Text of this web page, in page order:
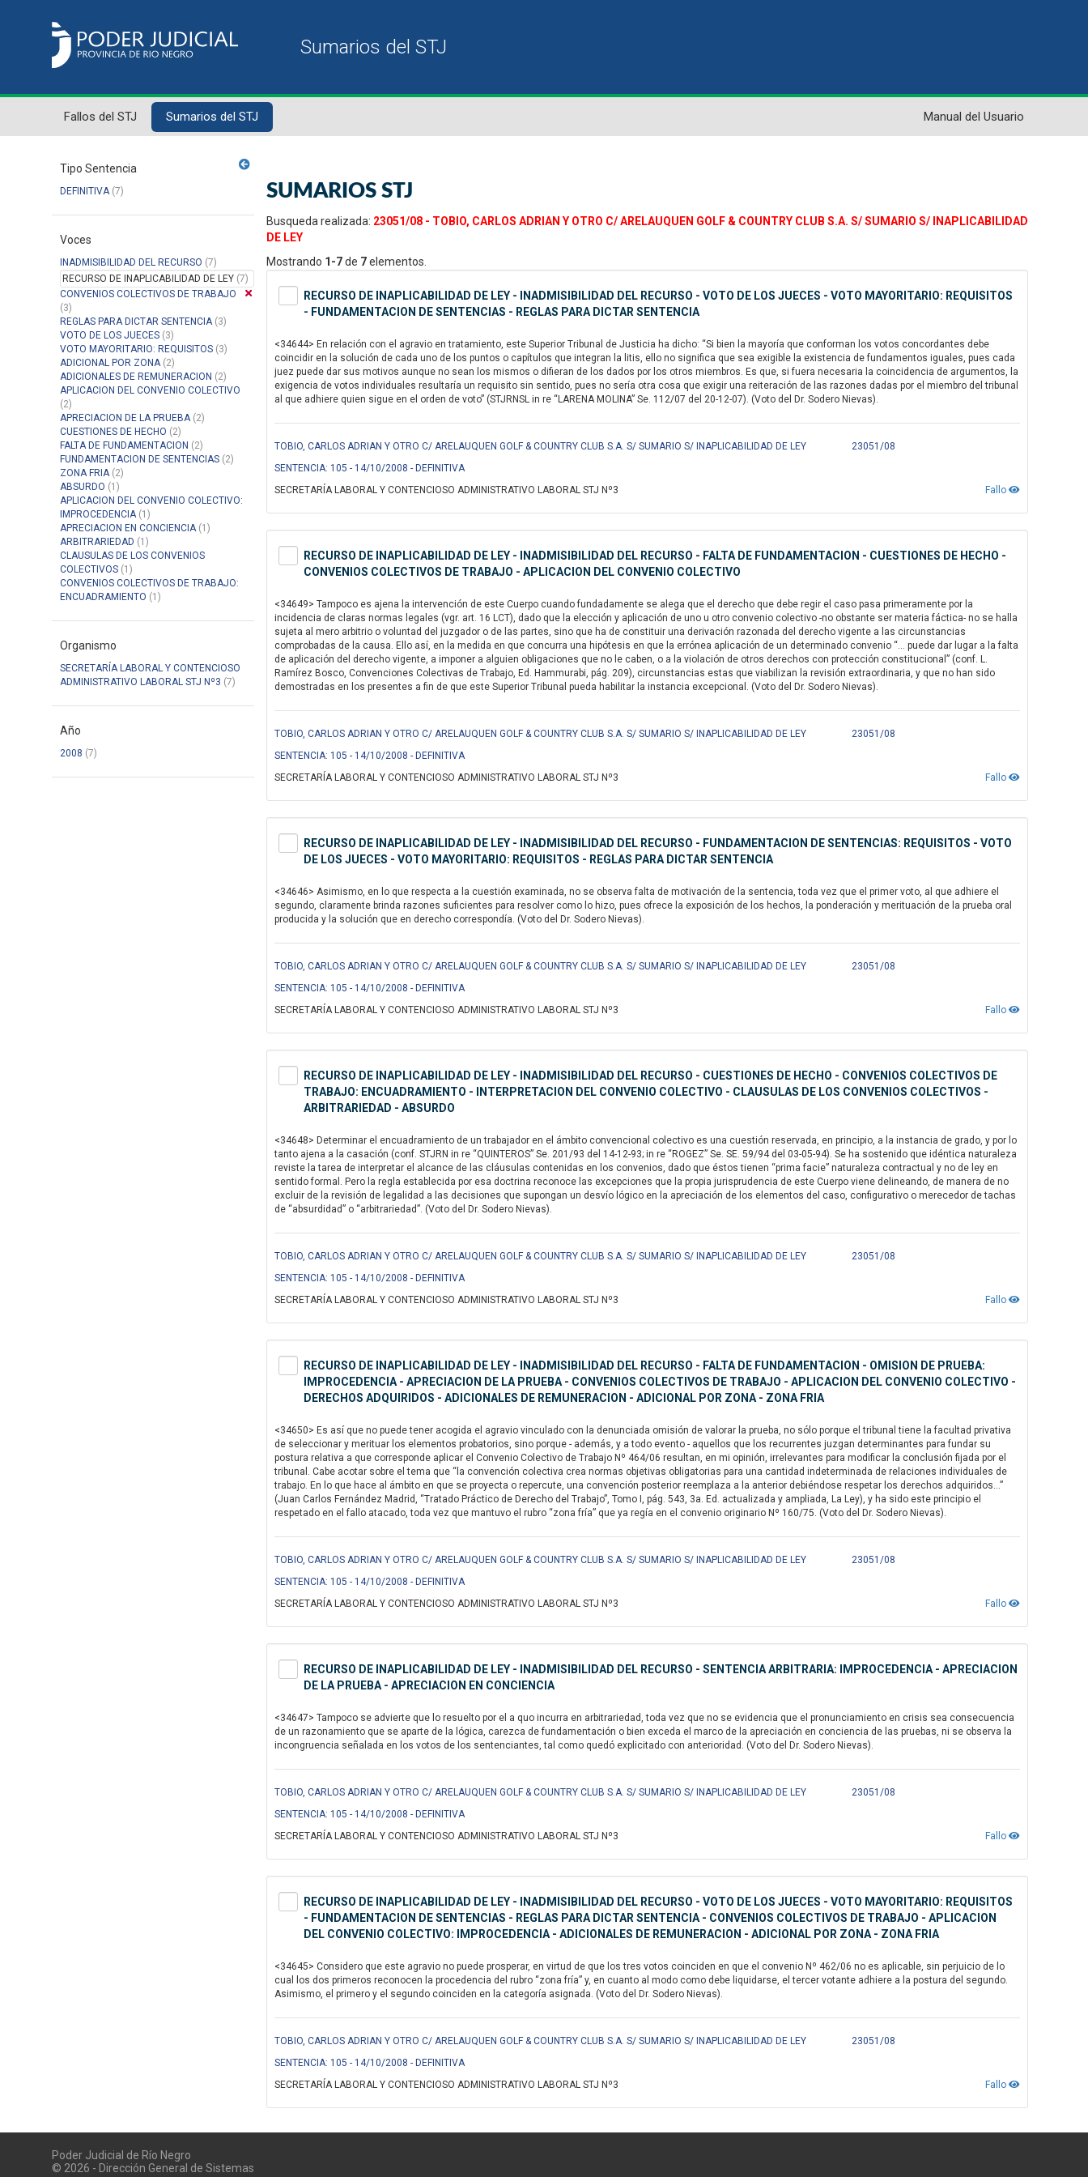
Fallos del STJ Sumarios del STJ Manual del Usuario
Tipo Sentencia
DEFINITIVA(7)
Voces
INADMISIBILIDAD DEL RECURSO (7)
RECURSO DE INAPLICABILIDAD DE LEY (7)
CONVENIOS COLECTIVOS DE TRABAJO
(3)
REGLAS PARA DICTAR SENTENCIA(3)
VOTO DE LOS JUECES (3)
VOTO MAYORITARIO: REQUISITOS (3)
ADICIONAL POR ZONA(2)
ADICIONALES DE REMUNERACION (2)
APLICACION DEL CONVENIO COLECTIVO
(2)
APRECIACION DE LA PRUEBA(2)
CUESTIONES DE HECHO (2)
FALTA DE FUNDAMENTACION (2)
FUNDAMENTACION DE SENTENCIAS (2)
ZONA FRIA(2)
ABSURDO (1)
APLICACION DEL CONVENIO COLECTIVO:
IMPROCEDENCIA(1)
APRECIACION EN CONCIENCIA(1)
ARBITRARIEDAD (1)
CLAUSULAS DE LOS CONVENIOS
COLECTIVOS (1)
CONVENIOS COLECTIVOS DE TRABAJO:
ENCUADRAMIENTO (1)
Organismo
SECRETARÍA LABORAL Y CONTENCIOSO
ADMINISTRATIVO LABORAL STJ Nº3 (7)
Año
2008 (7)
SUMARIOS STJ
Busqueda realizada: 23051/08 - TOBIO, CARLOS ADRIAN Y OTRO C/ ARELAUQUEN GOLF & COUNTRY CLUB S.A. S/ SUMARIO S/ INAPLICABILIDAD
DE LEY
Mostrando 1-7de 7elementos.
RECURSO DE INAPLICABILIDAD DE LEY - INADMISIBILIDAD DEL RECURSO - VOTO DE LOS JUECES - VOTO MAYORITARIO: REQUISITOS
- FUNDAMENTACION DE SENTENCIAS - REGLAS PARA DICTAR SENTENCIA
<34644> En relación con el agravio en tratamiento, este Superior Tribunal de Justicia ha dicho: “Si bien la mayoría que conforman los votos concordantes debe
coincidir en la solución de cada uno de los puntos o capítulos que integran la litis, ello no significa que sea exigible la existencia de fundamentos iguales, pues cada
juez puede dar sus motivos aunque no sean los mismos o difieran de los dados por los otros miembros. Es que, si fuera necesaria la coincidencia de argumentos, la
exigencia de votos individuales resultaría un requisito sin sentido, pues no sería otra cosa que exigir una reiteración de las razones dadas por el miembro del tribunal
al que adhiere quien sigue en el orden de voto” (STJRNSL in re “LARENA MOLINA” Se. 112/07 del 20-12-07). (Voto del Dr. Sodero Nievas).
TOBIO, CARLOS ADRIAN Y OTRO C/ ARELAUQUEN GOLF & COUNTRY CLUB S.A. S/ SUMARIO S/ INAPLICABILIDAD DE LEY
23051/08
SENTENCIA: 105 - 14/10/2008 - DEFINITIVA
Fallo
SECRETARÍA LABORAL Y CONTENCIOSO ADMINISTRATIVO LABORAL STJ Nº3
RECURSO DE INAPLICABILIDAD DE LEY - INADMISIBILIDAD DEL RECURSO - FALTA DE FUNDAMENTACION - CUESTIONES DE HECHO -
CONVENIOS COLECTIVOS DE TRABAJO - APLICACION DEL CONVENIO COLECTIVO
<34649> Tampoco es ajena la intervención de este Cuerpo cuando fundadamente se alega que el derecho que debe regir el caso pasa primeramente por la
incidencia de claras normas legales (vgr. art. 16 LCT), dado que la elección y aplicación de uno u otro convenio colectivo -no obstante ser materia fáctica- no se halla
sujeta al mero arbitrio o voluntad del juzgador o de las partes, sino que ha de constituir una derivación razonada del derecho vigente a las circunstancias
comprobadas de la causa. Ello así, en la medida en que concurra una hipótesis en que la errónea aplicación de un determinado convenio “... puede dar lugar a la falta
de aplicación del derecho vigente, a imponer a alguien obligaciones que no le caben, o a la violación de otros derechos con protección constitucional” (conf. L.
Ramírez Bosco, Convenciones Colectivas de Trabajo, Ed. Hammurabi, pág. 209), circunstancias estas que viabilizan la revisión extraordinaria, y que no han sido
demostradas en los presentes a fin de que este Superior Tribunal pueda habilitar la instancia excepcional. (Voto del Dr. Sodero Nievas).
TOBIO, CARLOS ADRIAN Y OTRO C/ ARELAUQUEN GOLF & COUNTRY CLUB S.A. S/ SUMARIO S/ INAPLICABILIDAD DE LEY
23051/08
SENTENCIA: 105 - 14/10/2008 - DEFINITIVA
Fallo
SECRETARÍA LABORAL Y CONTENCIOSO ADMINISTRATIVO LABORAL STJ Nº3
RECURSO DE INAPLICABILIDAD DE LEY - INADMISIBILIDAD DEL RECURSO - FUNDAMENTACION DE SENTENCIAS: REQUISITOS - VOTO
DE LOS JUECES - VOTO MAYORITARIO: REQUISITOS - REGLAS PARA DICTAR SENTENCIA
<34646> Asimismo, en lo que respecta a la cuestión examinada, no se observa falta de motivación de la sentencia, toda vez que el primer voto, al que adhiere el
segundo, claramente brinda razones suficientes para resolver como lo hizo, pues ofrece la exposición de los hechos, la ponderación y merituación de la prueba oral
producida y la solución que en derecho correspondía. (Voto del Dr. Sodero Nievas).
TOBIO, CARLOS ADRIAN Y OTRO C/ ARELAUQUEN GOLF & COUNTRY CLUB S.A. S/ SUMARIO S/ INAPLICABILIDAD DE LEY
23051/08
SENTENCIA: 105 - 14/10/2008 - DEFINITIVA
Fallo
SECRETARÍA LABORAL Y CONTENCIOSO ADMINISTRATIVO LABORAL STJ Nº3
RECURSO DE INAPLICABILIDAD DE LEY - INADMISIBILIDAD DEL RECURSO - CUESTIONES DE HECHO - CONVENIOS COLECTIVOS DE
TRABAJO: ENCUADRAMIENTO - INTERPRETACION DEL CONVENIO COLECTIVO - CLAUSULAS DE LOS CONVENIOS COLECTIVOS -
ARBITRARIEDAD - ABSURDO
<34648> Determinar el encuadramiento de un trabajador en el ámbito convencional colectivo es una cuestión reservada, en principio, a la instancia de grado, y por lo
tanto ajena a la casación (conf. STJRN in re “QUINTEROS” Se. 201/93 del 14-12-93; in re “ROGEZ” Se. SE. 59/94 del 03-05-94). Se ha sostenido que idéntica naturaleza
reviste la tarea de interpretar el alcance de las cláusulas contenidas en los convenios, dado que éstos tienen “prima facie” naturaleza contractual y no de ley en
sentido formal. Pero la regla establecida por esa doctrina reconoce las excepciones que la propia jurisprudencia de este Cuerpo viene delineando, de manera de no
excluir de la revisión de legalidad a las decisiones que supongan un desvío lógico en la apreciación de los elementos del caso, configurativo o merecedor de tachas
de “absurdidad” o “arbitrariedad”. (Voto del Dr. Sodero Nievas).
TOBIO, CARLOS ADRIAN Y OTRO C/ ARELAUQUEN GOLF & COUNTRY CLUB S.A. S/ SUMARIO S/ INAPLICABILIDAD DE LEY
23051/08
SENTENCIA: 105 - 14/10/2008 - DEFINITIVA
Fallo
SECRETARÍA LABORAL Y CONTENCIOSO ADMINISTRATIVO LABORAL STJ Nº3
RECURSO DE INAPLICABILIDAD DE LEY - INADMISIBILIDAD DEL RECURSO - FALTA DE FUNDAMENTACION - OMISION DE PRUEBA:
IMPROCEDENCIA - APRECIACION DE LA PRUEBA - CONVENIOS COLECTIVOS DE TRABAJO - APLICACION DEL CONVENIO COLECTIVO -
DERECHOS ADQUIRIDOS - ADICIONALES DE REMUNERACION - ADICIONAL POR ZONA - ZONA FRIA
<34650> Es así que no puede tener acogida el agravio vinculado con la denunciada omisión de valorar la prueba, no sólo porque el tribunal tiene la facultad privativa
de seleccionar y merituar los elementos probatorios, sino porque - además, y a todo evento - aquellos que los recurrentes juzgan determinantes para fundar su
postura relativa a que corresponde aplicar el Convenio Colectivo de Trabajo Nº 464/06 resultan, en mi opinión, irrelevantes para modificar la conclusión fijada por el
tribunal. Cabe acotar sobre el tema que “la convención colectiva crea normas objetivas obligatorias para una cantidad indeterminada de relaciones individuales de
trabajo. En lo que hace al ámbito en que se proyecta o repercute, una convención posterior reemplaza a la anterior debiéndose respetar los derechos adquiridos...”
(Juan Carlos Fernández Madrid, “Tratado Práctico de Derecho del Trabajo”, Tomo I, pág. 543, 3a. Ed. actualizada y ampliada, La Ley), y ha sido este principio el
respetado en el fallo atacado, toda vez que mantuvo el rubro “zona fría” que ya regía en el convenio originario Nº 160/75. (Voto del Dr. Sodero Nievas).
TOBIO, CARLOS ADRIAN Y OTRO C/ ARELAUQUEN GOLF & COUNTRY CLUB S.A. S/ SUMARIO S/ INAPLICABILIDAD DE LEY
23051/08
SENTENCIA: 105 - 14/10/2008 - DEFINITIVA
Fallo
SECRETARÍA LABORAL Y CONTENCIOSO ADMINISTRATIVO LABORAL STJ Nº3
RECURSO DE INAPLICABILIDAD DE LEY - INADMISIBILIDAD DEL RECURSO - SENTENCIA ARBITRARIA: IMPROCEDENCIA - APRECIACION
DE LA PRUEBA - APRECIACION EN CONCIENCIA
<34647> Tampoco se advierte que lo resuelto por el a quo incurra en arbitrariedad, toda vez que no se evidencia que el pronunciamiento en crisis sea consecuencia
de un razonamiento que se aparte de la lógica, carezca de fundamentación o bien exceda el marco de la apreciación en conciencia de las pruebas, ni se observa la
incongruencia señalada en los votos de los sentenciantes, tal como quedó explicitado con anterioridad. (Voto del Dr. Sodero Nievas).
TOBIO, CARLOS ADRIAN Y OTRO C/ ARELAUQUEN GOLF & COUNTRY CLUB S.A. S/ SUMARIO S/ INAPLICABILIDAD DE LEY
23051/08
SENTENCIA: 105 - 14/10/2008 - DEFINITIVA
Fallo
SECRETARÍA LABORAL Y CONTENCIOSO ADMINISTRATIVO LABORAL STJ Nº3
RECURSO DE INAPLICABILIDAD DE LEY - INADMISIBILIDAD DEL RECURSO - VOTO DE LOS JUECES - VOTO MAYORITARIO: REQUISITOS
- FUNDAMENTACION DE SENTENCIAS - REGLAS PARA DICTAR SENTENCIA - CONVENIOS COLECTIVOS DE TRABAJO - APLICACION
DEL CONVENIO COLECTIVO: IMPROCEDENCIA - ADICIONALES DE REMUNERACION - ADICIONAL POR ZONA - ZONA FRIA
<34645> Considero que este agravio no puede prosperar, en virtud de que los tres votos coinciden en que el convenio Nº 462/06 no es aplicable, sin perjuicio de lo
cual los dos primeros reconocen la procedencia del rubro “zona fría” y, en cuanto al modo como debe liquidarse, el tercer votante adhiere a la postura del segundo.
Asimismo, el primero y el segundo coinciden en la categoría asignada. (Voto del Dr. Sodero Nievas).
TOBIO, CARLOS ADRIAN Y OTRO C/ ARELAUQUEN GOLF & COUNTRY CLUB S.A. S/ SUMARIO S/ INAPLICABILIDAD DE LEY
23051/08
SENTENCIA: 105 - 14/10/2008 - DEFINITIVA
Fallo
SECRETARÍA LABORAL Y CONTENCIOSO ADMINISTRATIVO LABORAL STJ Nº3